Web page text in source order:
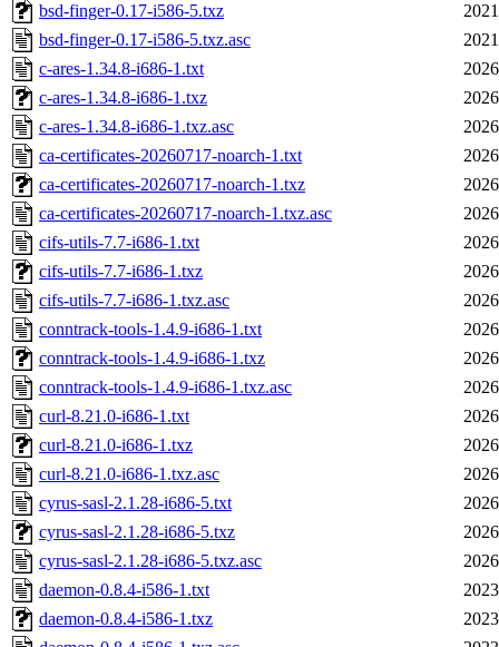
bsd-finger-0.17-i586-5.txz
bsd-finger-0.17-i586-5.txz.asc
c-ares-1.34.8-i686-1.txt
c-ares-1.34.8-i686-1.txz
c-ares-1.34.8-i686-1.txz.asc
ca-certificates-20260717-noarch-1.txt
ca-certificates-20260717-noarch-1.txz
ca-certificates-20260717-noarch-1.txz.asc
cifs-utils-7.7-i686-1.txt
cifs-utils-7.7-i686-1.txz
cifs-utils-7.7-i686-1.txz.asc
conntrack-tools-1.4.9-i686-1.txt
conntrack-tools-1.4.9-i686-1.txz
conntrack-tools-1.4.9-i686-1.txz.asc
curl-8.21.0-i686-1.txt
curl-8.21.0-i686-1.txz
curl-8.21.0-i686-1.txz.asc
cyrus-sasl-2.1.28-i686-5.txt
cyrus-sasl-2.1.28-i686-5.txz
cyrus-sasl-2.1.28-i686-5.txz.asc
daemon-0.8.4-i586-1.txt
daemon-0.8.4-i586-1.txz